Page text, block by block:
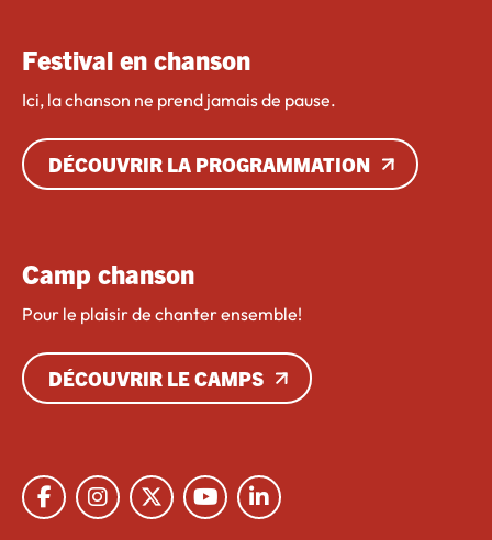
Festival en chanson
Ici, la chanson ne prend jamais de pause.
DÉCOUVRIR LA PROGRAMMATION
Camp chanson
Pour le plaisir de chanter ensemble!
DÉCOUVRIR LE CAMPS
Lien vers Facebook
Lien vers Instagram
Lien vers XLien vers Youtube
Lien vers Linkedin